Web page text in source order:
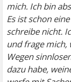
mich. Ich bin
Es ist schon
schreibe nicht.
und frage mich,
Wegen
dazu habe,